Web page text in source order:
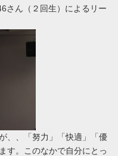
さん（２回生）によるリー
、、「努力」「快適」「優
す。このなかで自分にとっ